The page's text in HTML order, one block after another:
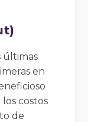
últimas
en
costos
de